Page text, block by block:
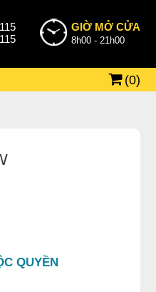
GIỜ MỞ CỬA
8h00 - 21h00
(0)
QUYỀN